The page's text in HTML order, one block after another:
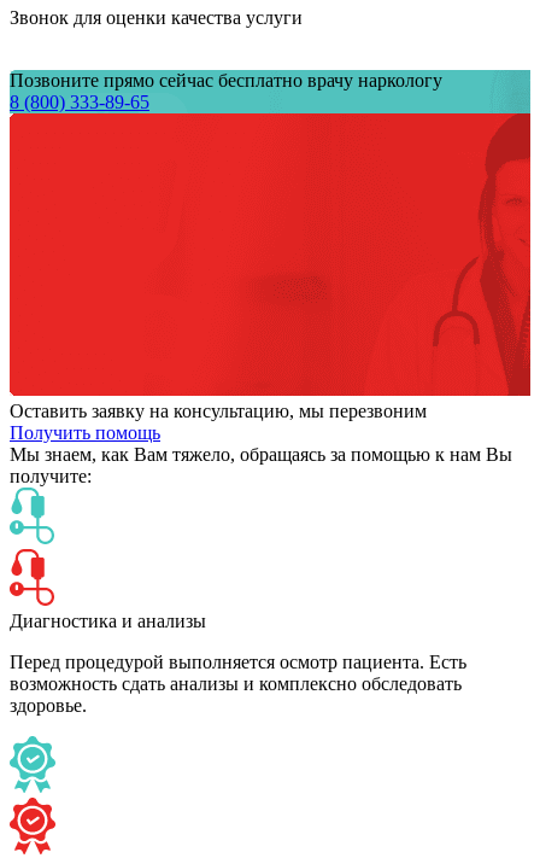
Звонок для оценки качества услуги
Позвоните прямо сейчас бесплатно врачу наркологу
8 (800) 333-89-65
Оставить заявку на консультацию, мы перезвоним
Получить помощь
Мы знаем, как Вам тяжело, обращаясь за помощью к нам Вы
получите:
Диагностика и анализы
Перед процедурой выполняется осмотр пациента. Есть
возможность сдать анализы и комплексно обследовать
здоровье.